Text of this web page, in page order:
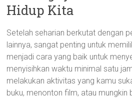
Hidup Kita
Setelah seharian berkutat dengan
lainnya, sangat penting untuk
menjadi cara yang baik untuk
menyisihkan waktu minimal satu
melakukan aktivitas yang kamu
buku, menonton film, atau mungkin